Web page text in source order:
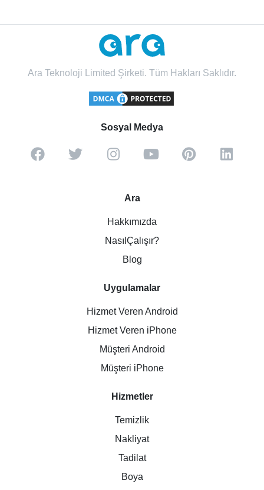
Ara Teknoloji Limited Şirketi. Tüm Hakları Saklıdır.
Sosyal Medya
Ara
Hakkımızda
NasılÇalışır?
Blog
Uygulamalar
Hizmet Veren Android
Hizmet Veren iPhone
Müşteri Android
Müşteri iPhone
Hizmetler
Temizlik
Nakliyat
Tadilat
Boya